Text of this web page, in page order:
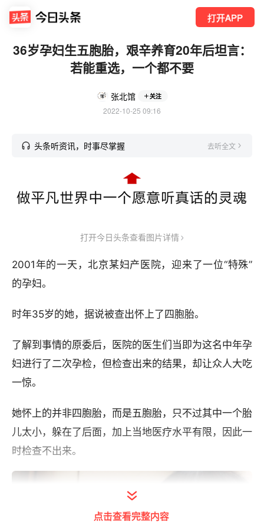
打开APP
36岁孕妇生五胞胎，艰辛养育20年后坦言：
若能重选，一个都不要
张北馆 关注
2022-10-25 09:16
头条听资讯，时事尽掌握 去听全文
打开今日头条查看图片详情
2001年的一天，北京某妇产医院，迎来了一位“特殊”
的孕妇。
时年35岁的她，据说被查出怀上了四胞胎。
了解到事情的原委后，医院的医生们当即为这名中年孕
妇进行了二次孕检，但检查出来的结果，却让众人大吃
一惊。
她怀上的并非四胞胎，而是五胞胎，只不过其中一个胎
儿太小，躲在了后面，加上当地医疗水平有限，因此一
时检查不出来。
点击查看完整内容